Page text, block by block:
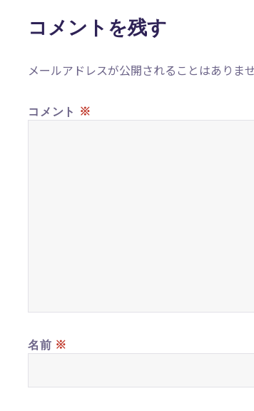
コメントを残す
メールアドレスが公開されることはありませ
コメント ※
名前 ※